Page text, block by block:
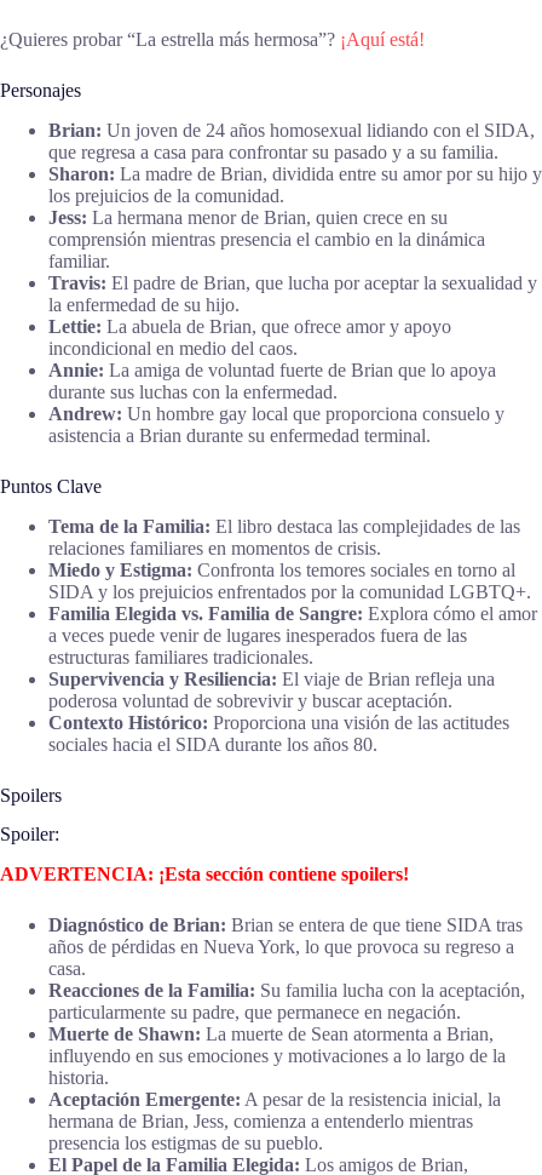
¿Quieres probar “La estrella más hermosa”? ¡Aquí está!
Personajes
Brian: Un joven de 24 años homosexual lidiando con el SIDA,
que regresa a casa para confrontar su pasado y a su familia.
Sharon: La madre de Brian, dividida entre su amor por su hijo y
los prejuicios de la comunidad.
Jess: La hermana menor de Brian, quien crece en su
comprensión mientras presencia el cambio en la dinámica
familiar.
Travis: El padre de Brian, que lucha por aceptar la sexualidad y
la enfermedad de su hijo.
Lettie: La abuela de Brian, que ofrece amor y apoyo
incondicional en medio del caos.
Annie: La amiga de voluntad fuerte de Brian que lo apoya
durante sus luchas con la enfermedad.
Andrew: Un hombre gay local que proporciona consuelo y
asistencia a Brian durante su enfermedad terminal.
Puntos Clave
Tema de la Familia: El libro destaca las complejidades de las
relaciones familiares en momentos de crisis.
Miedo y Estigma: Confronta los temores sociales en torno al
SIDA y los prejuicios enfrentados por la comunidad LGBTQ+.
Familia Elegida vs. Familia de Sangre: Explora cómo el amor
a veces puede venir de lugares inesperados fuera de las
estructuras familiares tradicionales.
Supervivencia y Resiliencia: El viaje de Brian refleja una
poderosa voluntad de sobrevivir y buscar aceptación.
Contexto Histórico: Proporciona una visión de las actitudes
sociales hacia el SIDA durante los años 80.
Spoilers
Spoiler:
ADVERTENCIA: ¡Esta sección contiene spoilers!
Diagnóstico de Brian: Brian se entera de que tiene SIDA tras
años de pérdidas en Nueva York, lo que provoca su regreso a
casa.
Reacciones de la Familia: Su familia lucha con la aceptación,
particularmente su padre, que permanece en negación.
Muerte de Shawn: La muerte de Sean atormenta a Brian,
influyendo en sus emociones y motivaciones a lo largo de la
historia.
Aceptación Emergente: A pesar de la resistencia inicial, la
hermana de Brian, Jess, comienza a entenderlo mientras
presencia los estigmas de su pueblo.
El Papel de la Familia Elegida: Los amigos de Brian,